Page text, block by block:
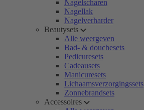
Nagelscharen
Nagellak
Nagelverharder
Beautysets
Alle weergeven
Bad- & douchesets
Pedicuresets
Cadeausets
Manicuresets
Lichaamsverzorgingssets
Zonnebrandsets
Accessoires